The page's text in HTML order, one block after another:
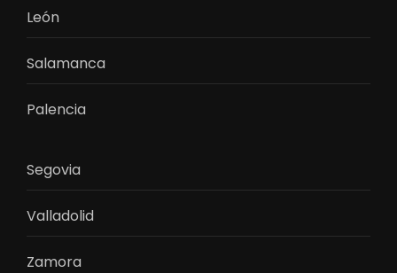
León
Salamanca
Palencia
Segovia
Valladolid
Zamora